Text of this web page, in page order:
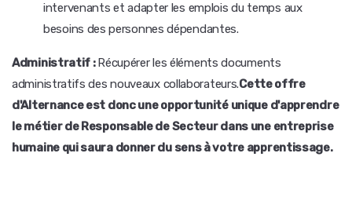
intervenants et adapter les emplois du temps aux
besoins des personnes dépendantes.
Administratif :Récupérer les éléments documents
administratifs des nouveaux collaborateurs.Cette offre
d'Alternance est donc une opportunité unique d'apprendre
le métier de Responsable de Secteur dans une entreprise
humaine qui saura donner du sens à votre apprentissage.